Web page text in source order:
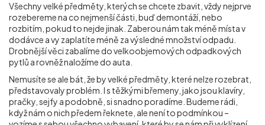
Všechny velké předměty, kterých se chcete zbavit, vždy nejprve
rozebereme na co nejmenší části, buď demontáží, nebo
rozbitím, pokud to nejde jinak. Zaberou nám tak méně místa v
dodávce a vy zaplatíte méně za výsledné množství odpadu.
Drobnější věci zabalíme do velkoobjemových odpadkových
pytlů a rovněž naložíme do auta.
Nemusíte se ale bát, že by velké předměty, které nelze rozebrat,
představovaly problém. I s těžkými břemeny, jako jsou klavíry,
pračky, sejfy a podobně, si snadno poradíme. Budeme rádi,
když nám o nich předem řeknete, ale není to podmínkou –